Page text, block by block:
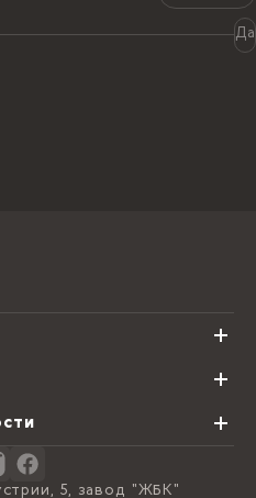
Да
5, завод "ЖБК"